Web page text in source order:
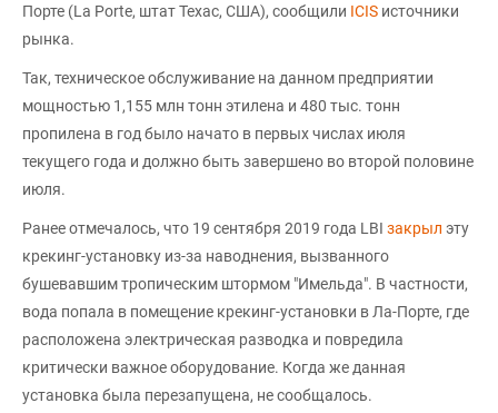
Порте (La Porte, штат Техас, США), сообщили ICIS источники
рынка.
Так, техническое обслуживание на данном предприятии
мощностью 1,155 млн тонн этилена и 480 тыс. тонн
пропилена в год было начато в первых числах июля
текущего года и должно быть завершено во второй половине
июля.
Ранее отмечалось, что 19 сентября 2019 года LBI закрыл эту
крекинг-установку из-за наводнения, вызванного
бушевавшим тропическим штормом "Имельда". В частности,
вода попала в помещение крекинг-установки в Ла-Порте, где
расположена электрическая разводка и повредила
критически важное оборудование. Когда же данная
установка была перезапущена, не сообщалось.